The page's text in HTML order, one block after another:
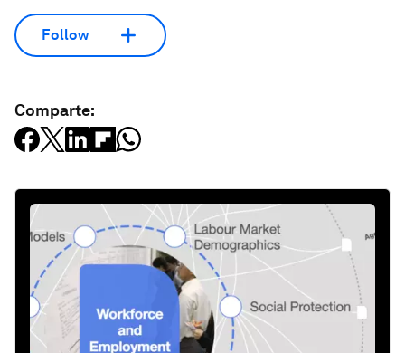
Follow
Comparte: